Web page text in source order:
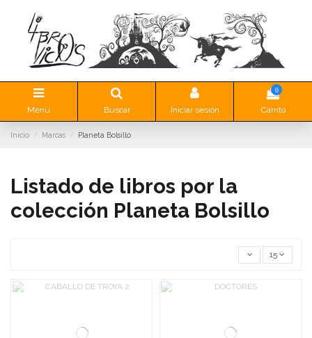
Menu Buscar Iniciar sesión
0
Carrito
Inicio Marcas Planeta Bolsillo
Listado de libros por la
colección Planeta Bolsillo
15